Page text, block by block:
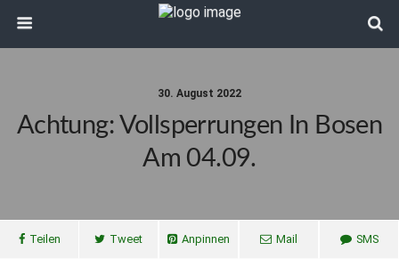
30. August 2022
Achtung: Vollsperrungen In Bosen
Am 04.09.
Teilen Tweet Anpinnen Mail SMS